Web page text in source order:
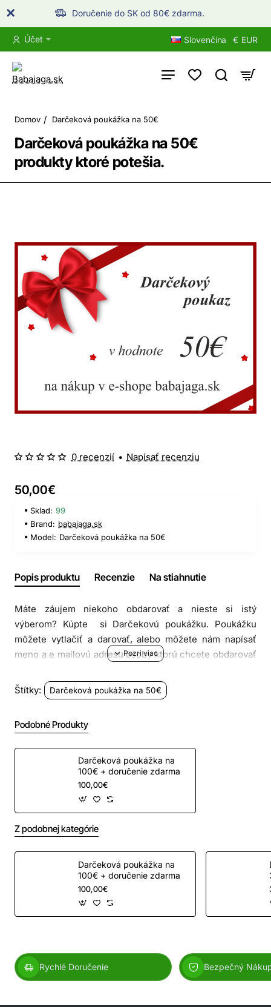
Doručenie do SK od 80€ zdarma.
Účet Slovenčina € EUR
Darčeková poukážka na 50€
produkty ktoré potešia.
Domov homeDarčeková poukážka na 50€
0 recenzií • Napísať recenziu
50,00€
Sklad: 99
Brand: babajaga.sk
Model: Darčeková poukážka na 50€
Popis produktu Recenzie Na stiahnutie
Máte záujem niekoho obdarovať a nieste si istý
výberom? Kúpte si Darčekovú poukážku. Poukážku
môžete vytlačiť a darovať, alebo môžete nám napísať
meno a e mailovú adresu osoby ktorú chcete obdarovať
vašom mene za Vás aj so zľavovým kódom. Platnosť
poukážky je 1 rok od zakúpenia.
POZOR!!! Darčekovú poukážku je potrebné zaplatiť
pri nákupe bankomatovou kartou.
Po zakúpení poukážky obdržíte e mailom zľavový kód
ktorý použijete pri nákupe podľa ľubovolného výberu v
našom e shope babajaga.sk
Štítky: Darčeková poukážka na 50€
Podobné Produkty
Darčeková poukážka na
100€ + doručenie zdarma
100,00€
Z podobnej kategórie
Darčeková poukážka na
100€ + doručenie zdarma
100,00€
Rychlé Doručenie Bezpečný